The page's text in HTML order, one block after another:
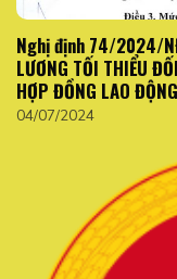
Nghị định 74/2024/
LƯƠNG TỐI THIỂU
HỢP ĐỒNG LAO ĐỘNG
04/07/2024